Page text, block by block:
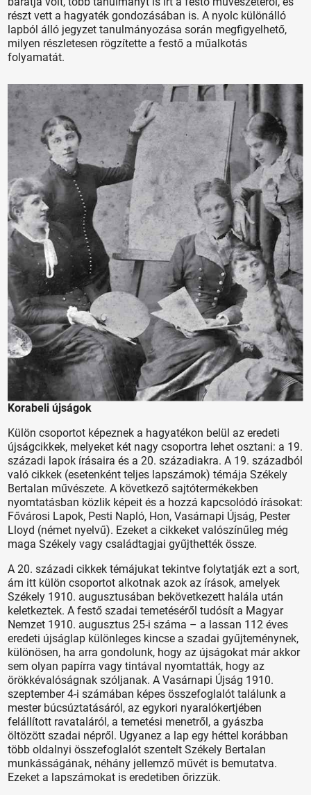
részt vett a hagyaték gondozásában is. A nyolc különálló
lapból álló jegyzet tanulmányozása során megfigyelhető,
milyen részletesen rögzítette a festő a műalkotás
folyamatát.
Korabeli újságok
Külön csoportot képeznek a hagyatékon belül az eredeti
újságcikkek, melyeket két nagy csoportra lehet osztani: a 19.
századi lapok írásaira és a 20. századiakra. A 19. századból
való cikkek (esetenként teljes lapszámok) témája Székely
Bertalan művészete. A következő sajtótermékekben
nyomtatásban közlik képeit és a hozzá kapcsolódó írásokat:
Fővárosi Lapok, Pesti Napló, Hon, Vasárnapi Újság, Pester
Lloyd (német nyelvű). Ezeket a cikkeket valószínűleg még
maga Székely vagy családtagjai gyűjthették össze.
A 20. századi cikkek témájukat tekintve folytatják ezt a sort,
ám itt külön csoportot alkotnak azok az írások, amelyek
Székely 1910. augusztusában bekövetkezett halála után
keletkeztek. A festő szadai temetéséről tudósít a Magyar
Nemzet 1910. augusztus 25-i száma – a lassan 112 éves
eredeti újságlap különleges kincse a szadai gyűjteménynek,
különösen, ha arra gondolunk, hogy az újságokat már akkor
sem olyan papírra vagy tintával nyomtatták, hogy az
örökkévalóságnak szóljanak. A Vasárnapi Újság 1910.
szeptember 4-i számában képes összefoglalót találunk a
mester búcsúztatásáról, az egykori nyaralókertjében
felállított ravataláról, a temetési menetről, a gyászba
öltözött szadai népről. Ugyanez a lap egy héttel korábban
több oldalnyi összefoglalót szentelt Székely Bertalan
munkásságának, néhány jellemző művét is bemutatva.
Ezeket a lapszámokat is eredetiben őrizzük.